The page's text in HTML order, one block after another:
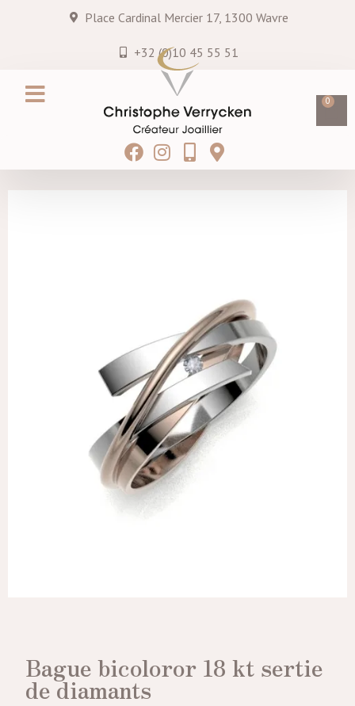
Place Cardinal Mercier 17, 1300 Wavre
+32 (0)10 45 55 51
0
Bague bicoloror 18 kt sertie
de diamants